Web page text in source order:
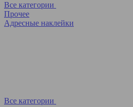
Все категории
Прочее
Адресные наклейки
Все категории